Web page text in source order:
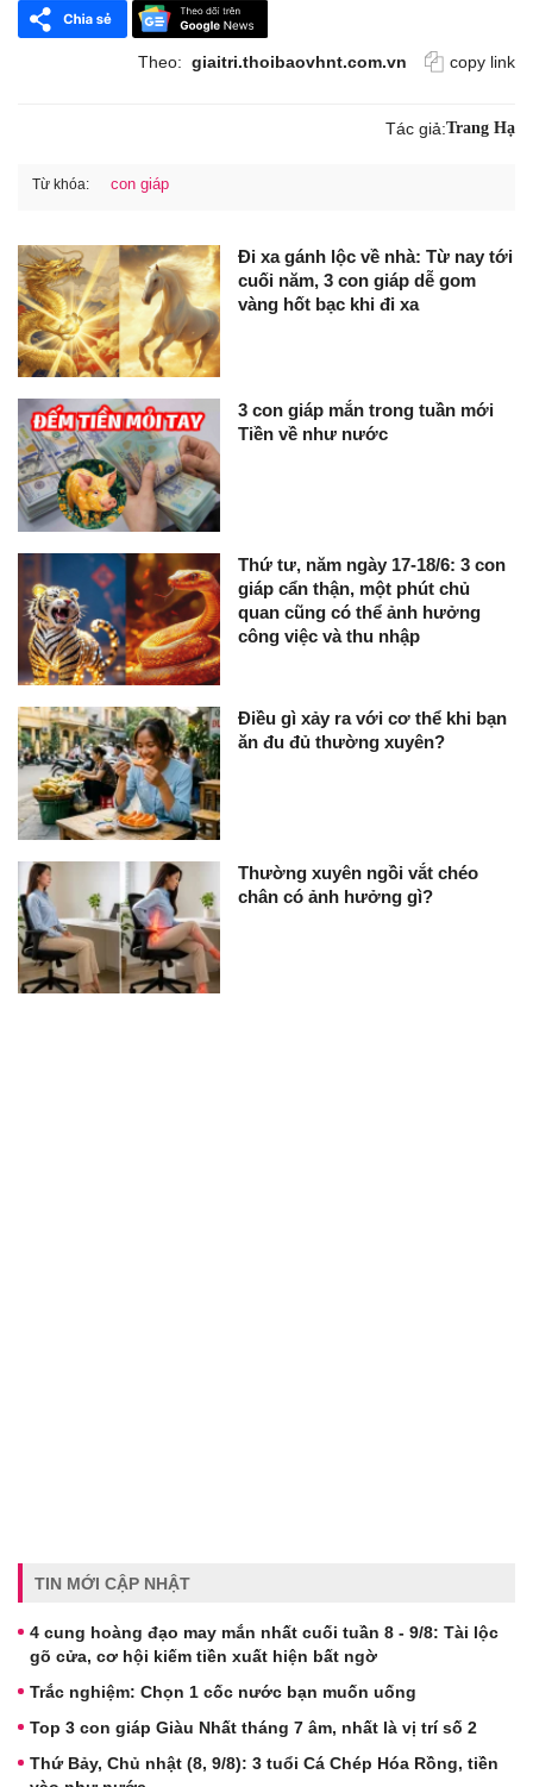
Theo: giaitri.thoibaovhnt.com.vn copy link
Tác giả:Trang Hạ
Từ khóa: con giáp
Đi xa gánh lộc về nhà: Từ nay tới
cuối năm, 3 con giáp dễ gom
vàng hốt bạc khi đi xa
3 con giáp mắn trong tuần mới
Tiền về như nước
Thứ tư, năm ngày 17-18/6: 3 con
giáp cẩn thận, một phút chủ
quan cũng có thể ảnh hưởng
công việc và thu nhập
Điều gì xảy ra với cơ thể khi bạn
ăn đu đủ thường xuyên?
Thường xuyên ngồi vắt chéo
chân có ảnh hưởng gì?
TIN MỚI CẬP NHẬT
4 cung hoàng đạo may mắn nhất cuối tuần 8 - 9/8: Tài lộc
gõ cửa, cơ hội kiếm tiền xuất hiện bất ngờ
Trắc nghiệm: Chọn 1 cốc nước bạn muốn uống
Top 3 con giáp Giàu Nhất tháng 7 âm, nhất là vị trí số 2
Thứ Bảy, Chủ nhật (8, 9/8): 3 tuổi Cá Chép Hóa Rồng, tiền